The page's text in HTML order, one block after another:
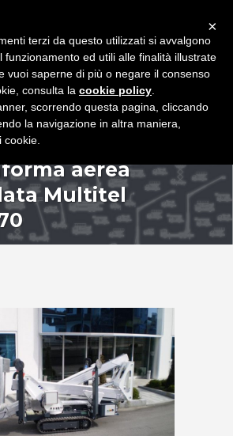
aerea
Multitel
×
terzi da questo utilizzati si avvalgono
funzionamento ed utili alle finalità illustrate
vuoi saperne di più o negare il consenso
consulta la cookie policy
scorrendo questa pagina, cliccando
la navigazione in altra maniera,
cookie.